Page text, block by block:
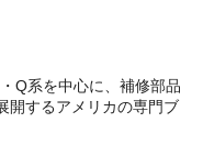
Q系を中心に、補修部品
開するアメリカの専門ブ